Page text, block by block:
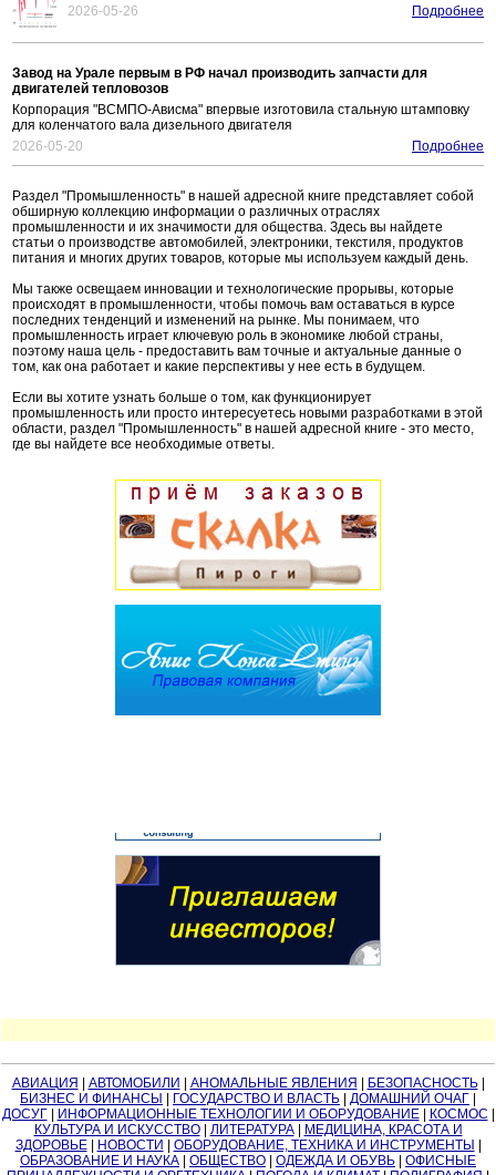
2026-05-26
Подробнее
Завод на Урале первым в РФ начал производить запчасти для
двигателей тепловозов
Корпорация "ВСМПО-Ависма" впервые изготовила стальную штамповку
для коленчатого вала дизельного двигателя
2026-05-20
Подробнее
Раздел "Промышленность" в нашей адресной книге представляет собой
обширную коллекцию информации о различных отраслях
промышленности и их значимости для общества. Здесь вы найдете
статьи о производстве автомобилей, электроники, текстиля, продуктов
питания и многих других товаров, которые мы используем каждый день.
Мы также освещаем инновации и технологические прорывы, которые
происходят в промышленности, чтобы помочь вам оставаться в курсе
последних тенденций и изменений на рынке. Мы понимаем, что
промышленность играет ключевую роль в экономике любой страны,
поэтому наша цель - предоставить вам точные и актуальные данные о
том, как она работает и какие перспективы у нее есть в будущем.
Если вы хотите узнать больше о том, как функционирует
промышленность или просто интересуетесь новыми разработками в этой
области, раздел "Промышленность" в нашей адресной книге - это место,
где вы найдете все необходимые ответы.
АВИАЦИЯ АВТОМОБИЛИ АНОМАЛЬНЫЕ ЯВЛЕНИЯ БЕЗОПАСНОСТЬ|
БИЗНЕС И ФИНАНСЫ
ГОСУДАРСТВО И ВЛАСТЬ ДОМАШНИЙ ОЧАГ
ДОСУГ| ИНФОРМАЦИОННЫЕ ТЕХНОЛОГИИ И ОБОРУДОВАНИЕ| КОСМОС
КУЛЬТУРА И ИСКУССТВО| ЛИТЕРАТУРА|
МЕДИЦИНА, КРАСОТА И
ЗДОРОВЬЕ| НОВОСТИ ОБОРУДОВАНИЕ, ТЕХНИКА И ИНСТРУМЕНТЫ
ОБРАЗОВАНИЕ И НАУКА
ОБЩЕСТВО ОДЕЖДА И ОБУВЬ
ОФИСНЫЕ